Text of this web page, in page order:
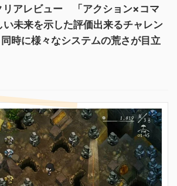
リアレビュー 「アクション×コマ
い未来を示した評価出来るチャレン
時に様々なシステムの荒さが目立